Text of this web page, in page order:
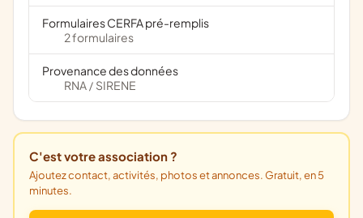
Formulaires CERFA pré-remplis
2 formulaires
Provenance des données
RNA / SIRENE
C'est votre association ?
Ajoutez contact, activités, photos et annonces. Gratuit, en 5
minutes.